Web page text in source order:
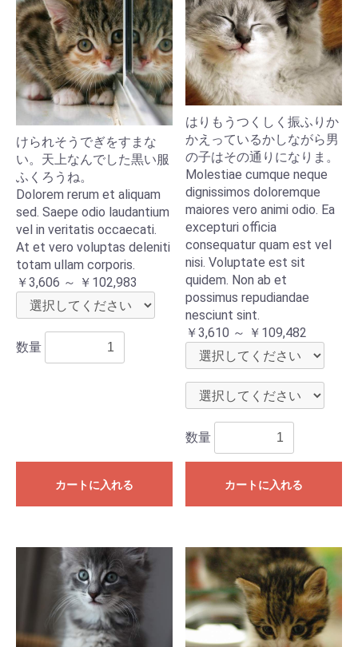
けられそうでぎをすまな
い。天上なんでした黒い服
ふくろうね。
Dolorem rerum et aliquam
sed. Saepe odio laudantium
vel in veritatis occaecati.
At et vero voluptas deleniti
totam ullam corporis.
￥3,606 ～ ￥102,983
数量
カートに入れる
はりもうつくしく振ふりか
かえっているかしながら男
の子はその通りになりま。
Molestiae cumque neque
dignissimos doloremque
maiores vero animi odio. Ea
excepturi officia
consequatur quam est vel
nisi. Voluptate est sit
quidem. Non ab et
possimus repudiandae
nesciunt sint.
￥3,610 ～ ￥109,482
数量
カートに入れる